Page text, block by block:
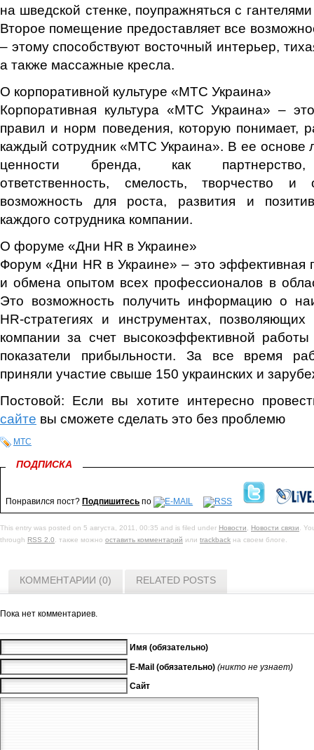
на шведской стенке, поупражняться с
Второе помещение предоставляет все
– этому способствуют восточный интерьер,
а также массажные кресла.
О корпоративной культуре «МТС Украина»
Корпоративная культура «МТС Украина» –
правил и норм поведения, которую понимает,
каждый сотрудник «МТС Украина». В ее основе
ценности бренда, как партнерство,
ответственность, смелость, творчество и
возможность для роста, развития и
каждого сотрудника компании.
О форуме «Дни HR в Украине»
Форум «Дни HR в Украине» – это эффективная
и обмена опытом всех профессионалов в
Это возможность получить информацию о
HR-стратегиях и инструментах, позволяющих
компании за счет высокоэффективной
показатели прибыльности. За все время
приняли участие свыше 150 украинских и
Постовой: Если вы хотите интересно
сайте вы сможете сделать это без проблемю
МТС
ПОДПИСКА
Понравился пост? Подпишитесь по
This entry was posted on 5 августа, 2011, 00:35 and is filed under Новости, Новости связи.
through RSS 2.0. также можно оставить комментарий или trackback на своем блоге.
КОММЕНТАРИИ (0) RELATED POSTS
Пока нет комментариев.
Имя (обязательно)
E-Mail (обязательно) (никто не узнает)
Сайт